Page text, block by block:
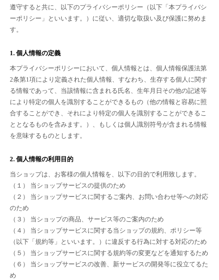
遵守すると共に、以下のプライバシーポリシー（以下「本プライバシ
ーポリシー」といいます。）に従い、適切な取扱い及び保護に努めま
す。
1. 個人情報の定義
本プライバシーポリシーにおいて、個人情報とは、個人情報保護法第
2条第1項により定義された個人情報、すなわち、生存する個人に関す
る情報であって、当該情報に含まれる氏名、生年月日その他の記述等
により特定の個人を識別することができるもの（他の情報と容易に照
合することができ、それにより特定の個人を識別することができるこ
ととなるものを含みます。）、もしくは個人識別符号が含まれる情報
を意味するものとします。
2. 個人情報の利用目的
当ショップは、お客様の個人情報を、以下の目的で利用致します。
（１） 当ショップサービスの提供のため
（２） 当ショップサービスに関するご案内、お問い合わせ等への対応
のため
（３） 当ショップの商品、サービス等のご案内のため
（４） 当ショップサービスに関する当ショップの規約、ポリシー等
（以下「規約等」といいます。）に違反する行為に対する対応のため
（５） 当ショップサービスに関する規約等の変更などを通知するため
（６） 当ショップサービスの改善、新サービスの開発等に役立てるた
め